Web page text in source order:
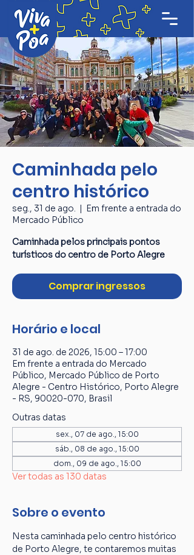
Caminhada pelo
centro histórico
seg., 31 de ago.
  |
Em frente a entrada do
Mercado Público
Caminhada pelos principais pontos
turísticos do centro de Porto Alegre
Comprar ingressos
Horário e local
31 de ago. de 2026, 15:00 – 17:00
Em frente a entrada do Mercado
Público, Mercado Público de Porto
Alegre - Centro Histórico, Porto Alegre
- RS, 90020-070, Brasil
Outras datas
sex., 07 de ago., 15:00
sáb., 08 de ago., 15:00
dom., 09 de ago., 15:00
Ver todas as 130 datas
Sobre o evento
Nesta caminhada pelo centro histórico
de Porto Alegre, te contaremos muitas